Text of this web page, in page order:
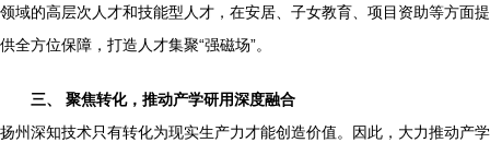
领域的高层次人才和技能型人才，在安居、子女教育、项目资助等方面提
供全方位保障，打造人才集聚“强磁场”。
三、 聚焦转化，推动产学研用深度融合
扬州深知技术只有转化为现实生产力才能创造价值。因此，大力推动产学